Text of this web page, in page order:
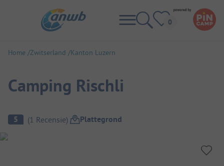
Home Zwitserland Kanton Luzern
Camping Rischli
Camping overzicht
5 (1 Recensie) Plattegrond